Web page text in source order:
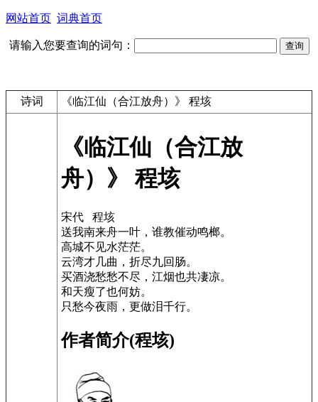
网站首页 词典首页
请输入您要查询的词句：
诗词 《临江仙（合江放舟）》 程垓
《临江仙（合江放
舟）》 程垓
宋代 程垓
送我南来舟一叶，谁教催动鸣榔。
高城不见水茫茫。
云湾才几曲，折尽九回肠。
买酒浇愁愁不尽，江烟也共凄凉。
和天瘦了也何妨。
只愁今夜雨，更做泪千行。
作者简介(程垓)